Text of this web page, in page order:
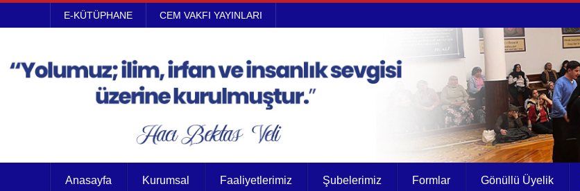
E-KÜTÜPHANE CEM VAKFI YAYINLARI
Anasayfa Kurumsal Faaliyetlerimiz Şubelerimiz Formlar Gönüllü Üyelik